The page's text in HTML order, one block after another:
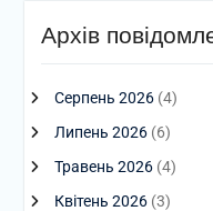
Архів
Серпень 2026(4)
Липень 2026(6)
Травень 2026(4)
Квітень 2026(3)